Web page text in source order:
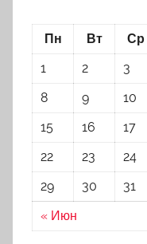
Пн Вт Ср
« Июн
1 2 3
8
9 10
15
16 17
22
23 24
29
30 31